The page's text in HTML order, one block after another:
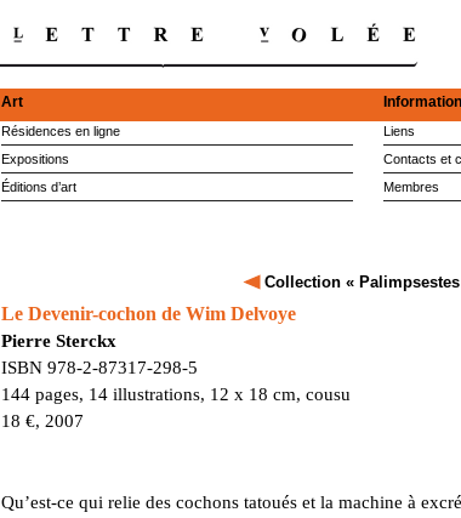
Art
Résidences en ligne
Expositions
Éditions d’art
Liens
Contacts et
Membres
Collection «
Le Devenir-cochon de Wim Delvoye
Pierre Sterckx
ISBN 978-2-87317-298-5
144 pages, 14 illustrations, 12 x 18 cm, cousu
18 €, 2007
Qu’est-ce qui relie des cochons tatoués et la machine à